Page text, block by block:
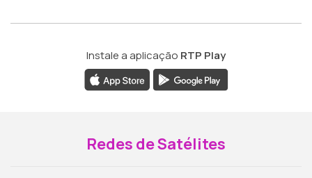
Instale a aplicação RTP Play
Redes de Satélites